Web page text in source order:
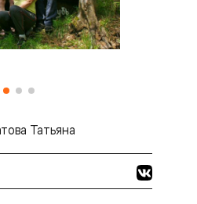
Татьяна